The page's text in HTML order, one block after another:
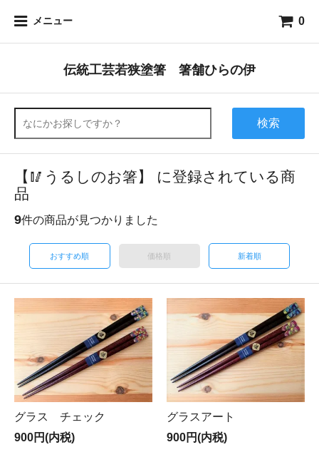
メニュー 0
伝統工芸若狭塗箸 箸舗ひらの伊
検索
【🥢うるしのお箸】 に登録されている商
品
9件の商品が見つかりました
おすすめ順 価格順 新着順
グラス チェック
900円(内税)
グラスアート
900円(内税)